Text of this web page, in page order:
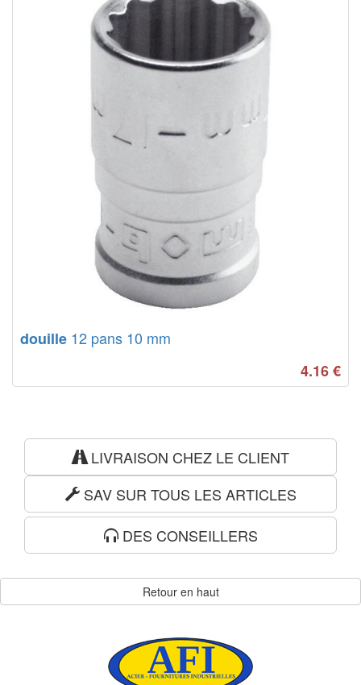
douille 12 pans 10 mm
4.16€
LIVRAISON CHEZ LE CLIENT
SAV SUR TOUS LES ARTICLES
DES CONSEILLERS
Retour en haut